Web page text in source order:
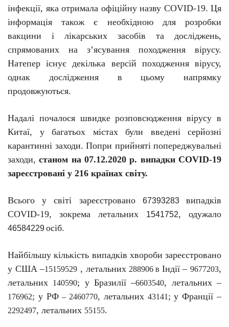
інфекції, яка отримала офіційну назву COVID-19. Ця
інформація також є необхідною для розробки
вакцини і лікарських засобів та досліджень,
спрямованих на з’ясування походження вірусу.
Натепер існує декілька версій походження вірусу,
однак дослідження в цьому напрямку
продовжуються.
Надалі почалося швидке розповсюдження вірусу в
Китаї, у багатьох містах були введені серйозні
карантинні заходи. Попри прийняті попереджувальні
заходи,станом на 07.12.2020 р. випадки COVID-19
зареєстровані у 216 країнах світу.
Всього у світі зареєстровано 67393283
випадків
COVID-19, зокрема летальних 1541752, одужало
46584229осіб.
Найбільшу кількість випадків хвороби зареєстровано
у США –15159529 , летальних 288906 в Індії –9677203,
летальних 140590; у Бразилії –6603540, летальних –
176962; у РФ– 2460770, летальних 43141 ; у Франції –
2292497, летальних 55155.